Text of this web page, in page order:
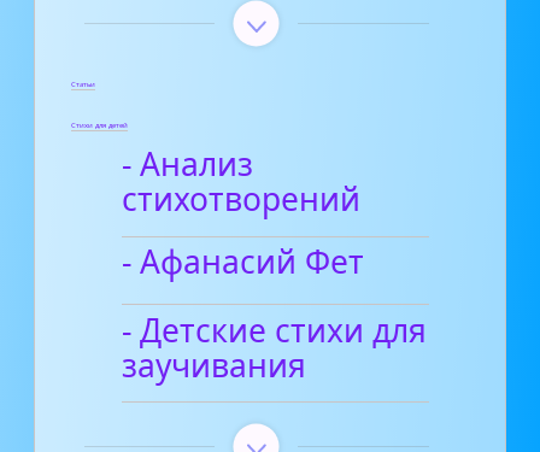
Статьи
Стихи для детей
- Анализ
стихотворений
- Афанасий Фет
- Детские стихи для
заучивания